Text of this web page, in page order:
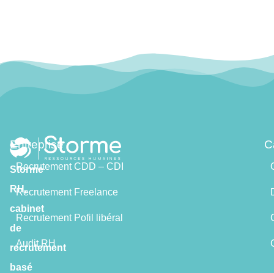
Storme
RH,
cabinet
de
recrutement
basé
Entreprise
Recrutement CDD – CDI
Recrutement Freelance
Recrutement Pofil libéral
Audit RH